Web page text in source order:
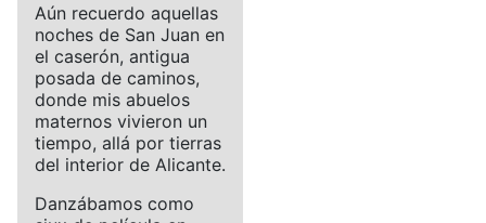
Aún recuerdo aquellas
noches de San Juan en
el caserón, antigua
posada de caminos,
donde mis abuelos
maternos vivieron un
tiempo, allá por tierras
del interior de Alicante.
Danzábamos como